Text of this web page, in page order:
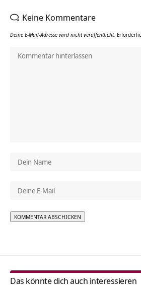
Keine Kommentare
Deine E-Mail-Adresse wird nicht veröffentlicht.
Das könnte dich auch interessieren